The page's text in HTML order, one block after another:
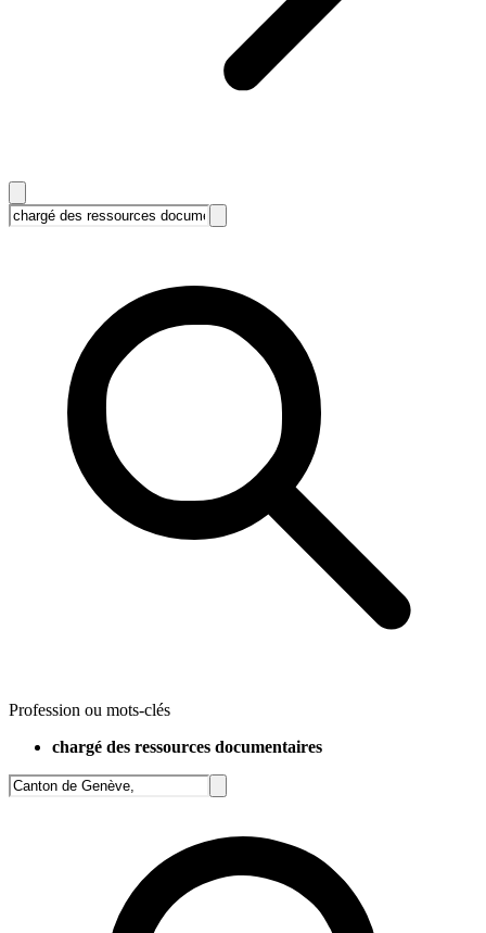
Profession ou mots-clés
chargé des ressources documentaires